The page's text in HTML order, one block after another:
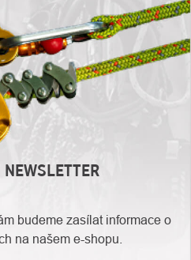
budeme zasílat informace o
na našem e-shopu.